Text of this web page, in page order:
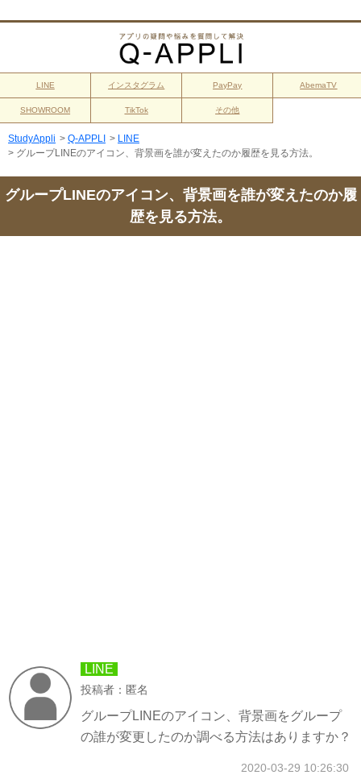
LINE インスタグラム PayPay AbemaTV
SHOWROOM TikTok その他
StudyAppli > Q-APPLI > LINE
> グループLINEのアイコン、背景画を誰が変えたのか履歴を見る方法。
グループLINEのアイコン、背景画を誰が変えたのか履
歴を見る方法。
LINE
投稿者：匿名
グループLINEのアイコン、背景画をグループ
の誰が変更したのか調べる方法はありますか？
2020-03-29 10:26:30